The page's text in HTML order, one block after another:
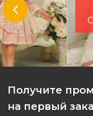
Получите
на первый